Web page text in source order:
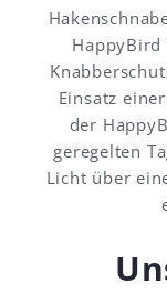
HappyBird
Einsatz
der
geregelten
Licht über